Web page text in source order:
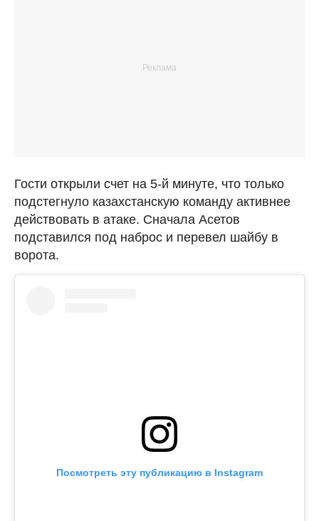
Гости открыли счет на 5-й минуте, что только
подстегнуло казахстанскую команду активнее
действовать в атаке. Сначала Асетов
подставился под наброс и перевел шайбу в
ворота.
Посмотреть эту публикацию в Instagram